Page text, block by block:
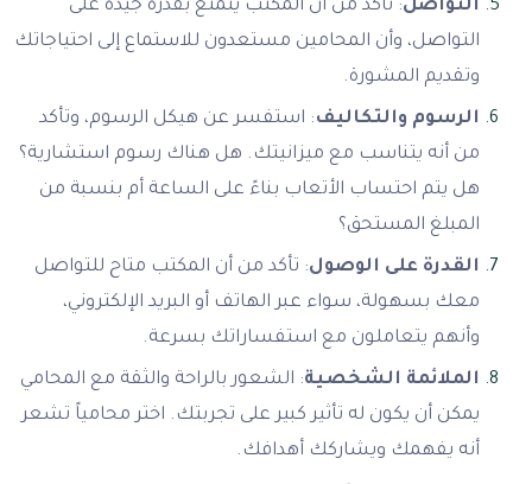
التواصل: تأكد من أن المكتب يتمتع بقدرة جيدة على
التواصل، وأن المحامين مستعدون للاستماع إلى احتياجاتك
وتقديم المشورة.
الرسوم والتكاليف: استفسر عن هيكل الرسوم، وتأكد
من أنه يتناسب مع ميزانيتك. هل هناك رسوم استشارية؟
هل يتم احتساب الأتعاب بناءً على الساعة أم بنسبة من
المبلغ المستحق؟
القدرة على الوصول: تأكد من أن المكتب متاح للتواصل
معك بسهولة، سواء عبر الهاتف أو البريد الإلكتروني،
وأنهم يتعاملون مع استفساراتك بسرعة.
الملائمة الشخصية: الشعور بالراحة والثقة مع المحامي
يمكن أن يكون له تأثير كبير على تجربتك. اختر محامياً تشعر
أنه يفهمك ويشاركك أهدافك.